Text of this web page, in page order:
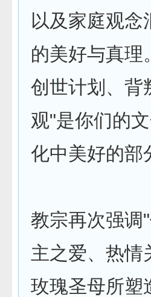
以及家庭观
的美好与真理
创世计划、背
观"是你们的
化中美好的部
教宗再次强调
主之爱、热情
玫瑰圣母所塑